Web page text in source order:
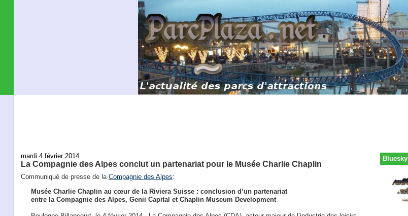
mardi 4 février 2014
La Compagnie des Alpes conclut un partenariat pour le Musée Charlie Chaplin
Communiqué de presse de la Compagnie des Alpes:
Musée Charlie Chaplin au cœur de la Riviera Suisse : conclusion d’un partenariat
entre la Compagnie des Alpes, Genii Capital et Chaplin Museum Development
Bluesky